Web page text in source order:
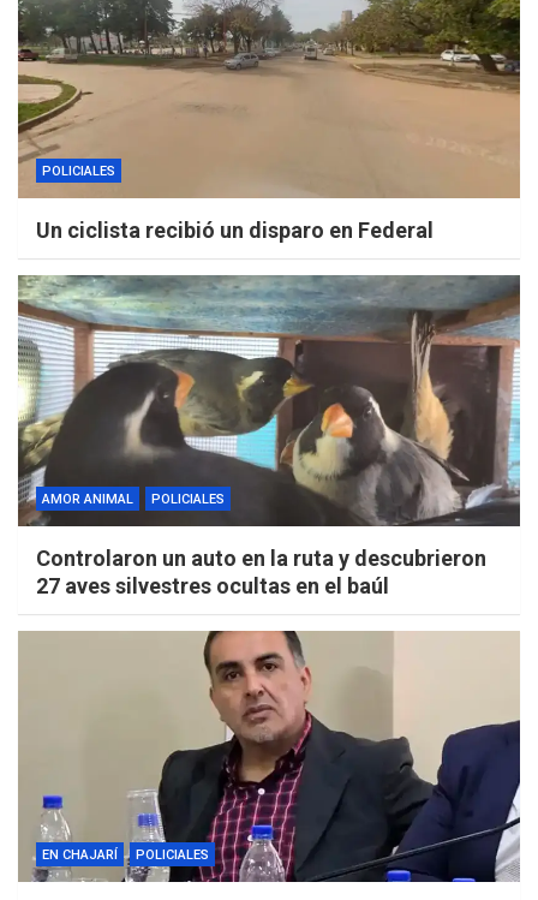
POLICIALES
Un ciclista recibió un disparo en Federal
AMOR ANIMAL POLICIALES
Controlaron un auto en la ruta y descubrieron
27 aves silvestres ocultas en el baúl
EN CHAJARÍ POLICIALES